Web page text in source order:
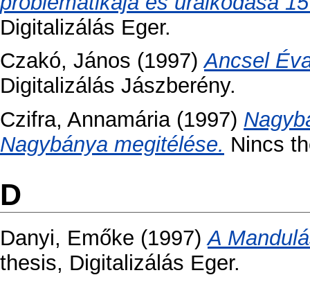
Digitalizálás Eger.
Czakó, János (1997)Ancsel
Digitalizálás Jászberény.
Czifra, Annamária(1997)
Nagybánya megitélése. Nincs
D
Danyi, Emőke (1997)A
thesis, Digitalizálás Eger.